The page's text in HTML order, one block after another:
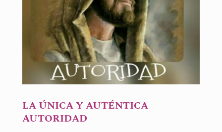
LA ÚNICA Y AUTÉNTICA
AUTORIDAD